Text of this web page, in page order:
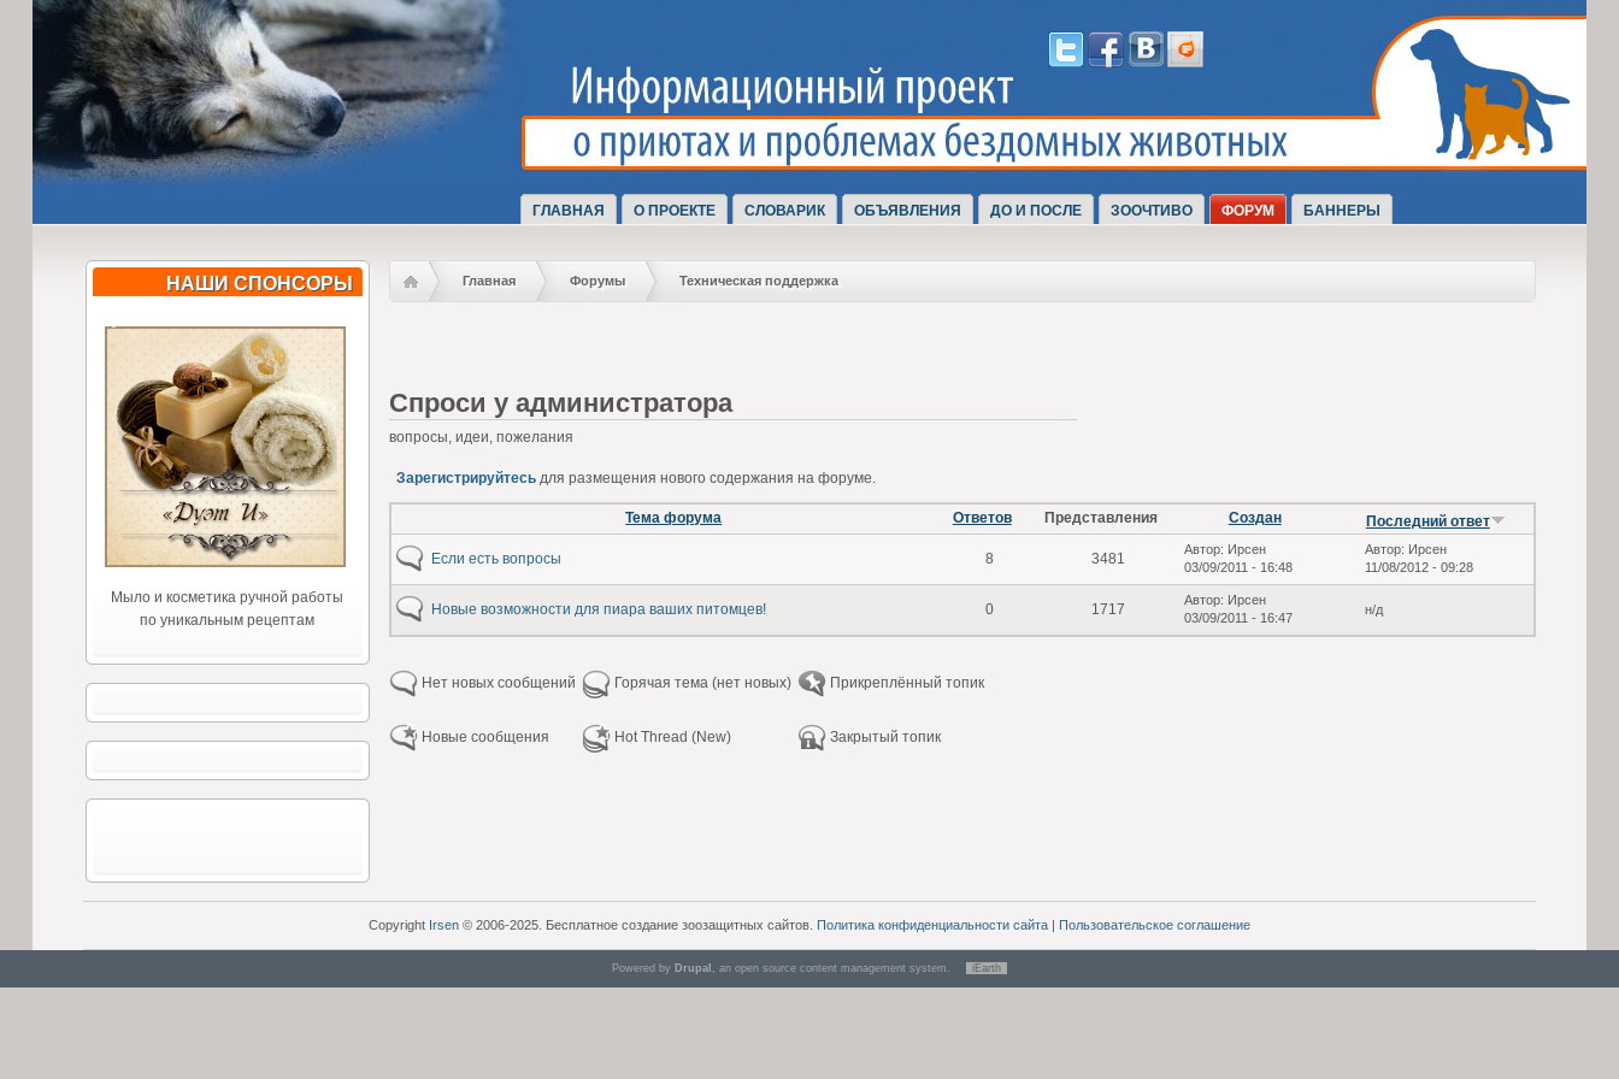
ГЛАВНАЯ О ПРОЕКТЕ СЛОВАРИК ОБЪЯВЛЕНИЯ ДО И ПОСЛЕ ЗООЧТИВО ФОРУМ БАННЕРЫ
НАШИ СПОНСОРЫ
Мыло и косметика ручной работы
по уникальным рецептам
Главная Форумы Техническая поддержка
Спроси у администратора
вопросы, идеи, пожелания
Зарегистрируйтесьдля размещения нового содержания на форуме.
Тема форума Ответов Представления Создан Последний ответ
Если есть вопросы 8 3481
Автор: Ирсен
03/09/2011 - 16:48
Автор: Ирсен
11/08/2012 - 09:28
Новые возможности для пиара ваших питомцев! 0 1717
Автор: Ирсен
03/09/2011 - 16:47
н/д
Нет новых сообщений
Новые сообщения
Горячая тема (нет новых)
Hot Thread (New)
Прикреплённый топик
Закрытый топик
Copyright Irsen © 2006-2025. Бесплатное создание зоозащитных сайтов. Политика конфиденциальности сайта | Пользовательское соглашение
Powered by Drupal , an open source content management system. iEarth